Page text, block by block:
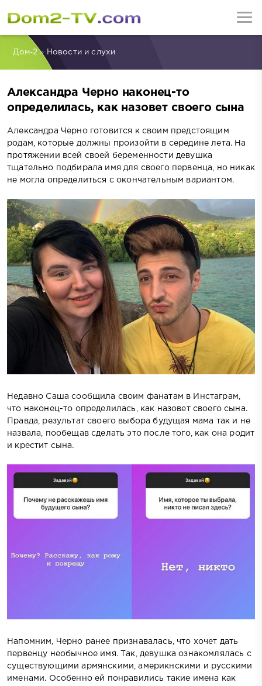
Дом-2» Новости и слухи
Александра Черно наконец-то
определилась, как назовет своего сына
Александра Черно готовится к своим предстоящим
родам, которые должны произойти в середине лета. На
протяжении всей своей беременности девушка
тщательно подбирала имя для своего первенца, но никак
не могла определиться с окончательным вариантом.
Недавно Саша сообщила своим фанатам в Инстаграм,
что наконец-то определилась, как назовет своего сына.
Правда, результат своего выбора будущая мама так и не
назвала, пообещав сделать это после того, как она родит
и крестит сына.
Напомним, Черно ранее признавалась, что хочет дать
первенцу необычное имя. Так, девушка ознакомлялась с
существующими армянскими, америкнскими и русскими
именами. Особенно ей понравились такие имена как